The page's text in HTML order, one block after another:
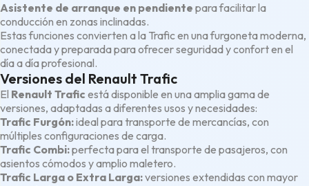
Asistente de arranque en pendiente para facilitar la
conducción en zonas inclinadas.
Estas funciones convierten a la Trafic en una furgoneta moderna,
conectada y preparada para ofrecer seguridad y confort en el
día a día profesional.
Versiones del Renault Trafic
El Renault Trafic está disponible en una amplia gama de
versiones, adaptadas a diferentes usos y necesidades:
Trafic Furgón:ideal para transporte de mercancías, con
múltiples configuraciones de carga.
Trafic Combi:perfecta para el transporte de pasajeros, con
asientos cómodos y amplio maletero.
Trafic Larga o Extra Larga:versiones extendidas con mayor